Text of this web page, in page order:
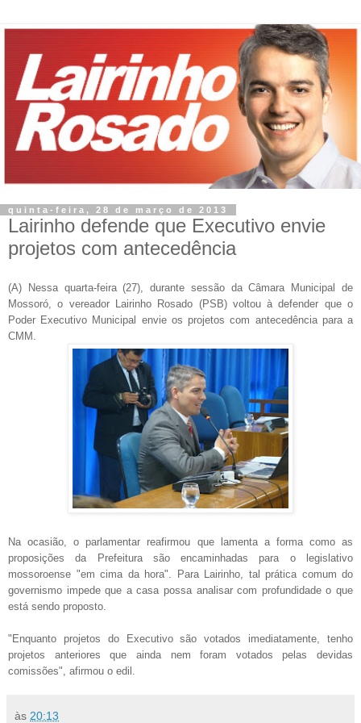
quinta-feira, 28 de março de 2013
Lairinho defende que Executivo envie
projetos com antecedência
(A) Nessa quarta-feira (27), durante sessão da Câmara Municipal de
Mossoró, o vereador Lairinho Rosado (PSB) voltou à defender que o
Poder Executivo Municipal envie os projetos com antecedência para a
CMM.
Na ocasião, o parlamentar reafirmou que lamenta a forma como as
proposições da Prefeitura são encaminhadas para o legislativo
mossoroense "em cima da hora". Para Lairinho, tal prática comum do
governismo impede que a casa possa analisar com profundidade o que
está sendo proposto.
"Enquanto projetos do Executivo são votados imediatamente , tenho
projetos anteriores que ainda nem foram votados pelas devidas
comissões", afirmou o edil.
às 20:13